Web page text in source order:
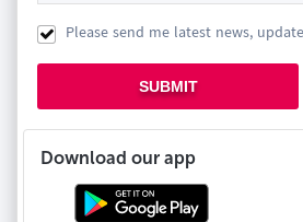
Please send me latest news,
SUBMIT
Download our app